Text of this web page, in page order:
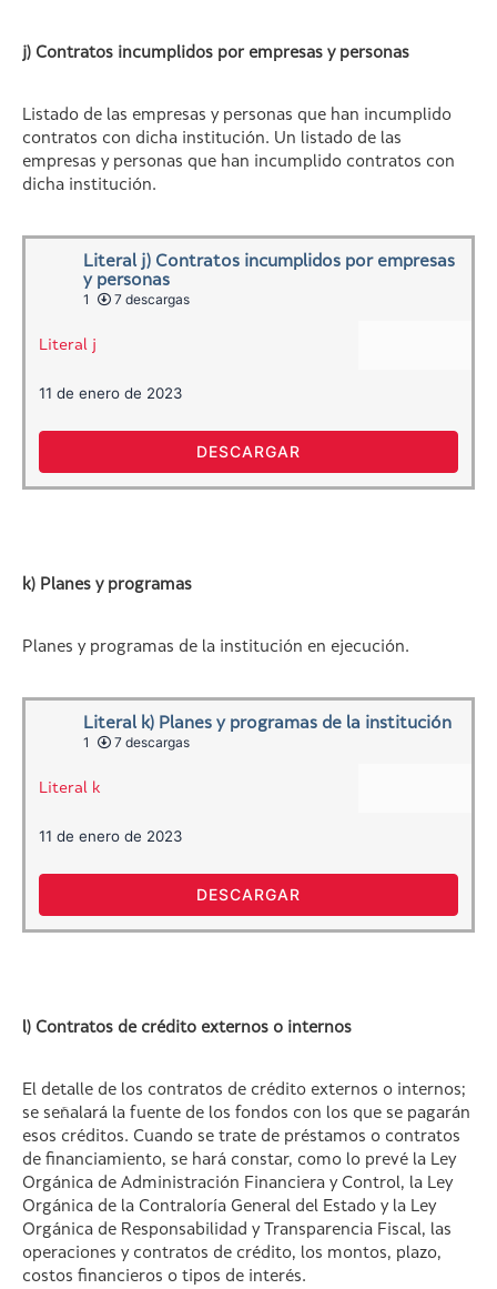
j) Contratos incumplidos por empresas y personas
Listado de las empresas y personas que han incumplido
contratos con dicha institución. Un listado de las
empresas y personas que han incumplido contratos con
dicha institución.
Literal j) Contratos incumplidos por empresas
y personas
1
7 descargas
Literal j
11 de enero de 2023
DESCARGAR
k) Planes y programas
Planes y programas de la institución en ejecución.
Literal k) Planes y programas de la institución
1
7 descargas
Literal k
11 de enero de 2023
DESCARGAR
l) Contratos de crédito externos o internos
El detalle de los contratos de crédito externos o internos;
se señalará la fuente de los fondos con los que se pagarán
esos créditos. Cuando se trate de préstamos o contratos
de financiamiento, se hará constar, como lo prevé la Ley
Orgánica de Administración Financiera y Control, la Ley
Orgánica de la Contraloría General del Estado y la Ley
Orgánica de Responsabilidad y Transparencia Fiscal, las
operaciones y contratos de crédito, los montos, plazo,
costos financieros o tipos de interés.